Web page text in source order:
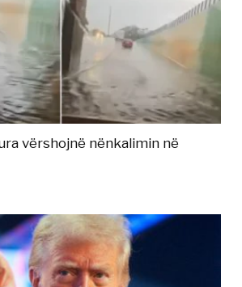
vërshojnë nënkalimin në